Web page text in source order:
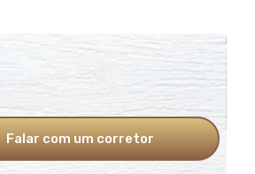
Falar com um corretor